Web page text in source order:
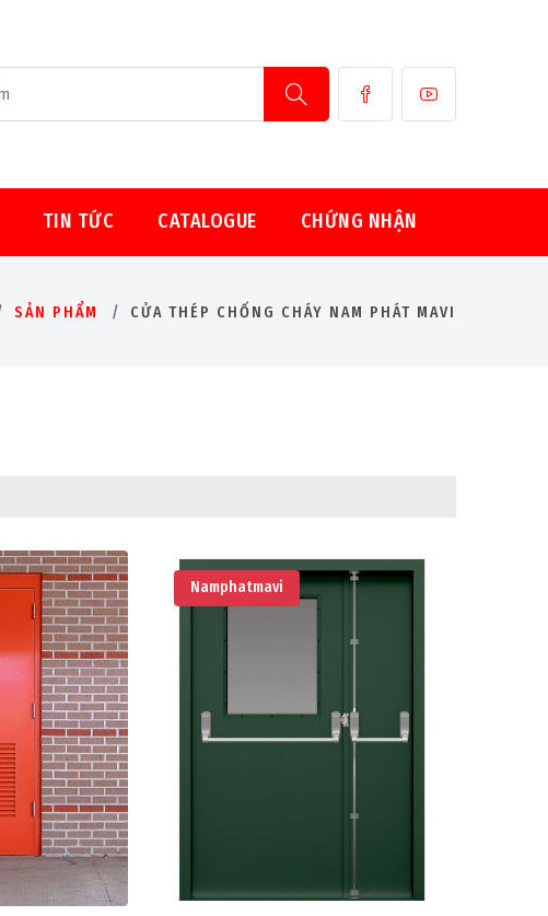
TIN TỨC CATALOGUE CHỨNG NHẬN
SẢN PHẨM CỬA THÉP CHỐNG CHÁY NAM PHÁT MAVI
Namphatmavi